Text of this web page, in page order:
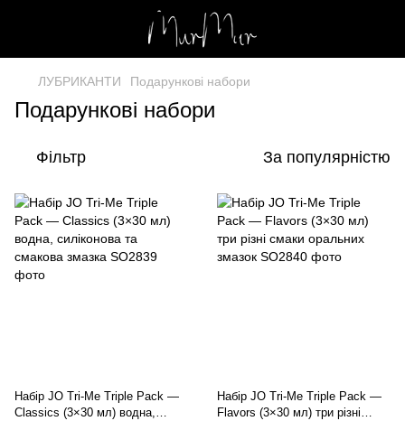
ЛУБРИКАНТИ Подарункові набори
Подарункові набори
Фільтр За популярністю
Набір JO Tri-Me Triple Pack —
Classics (3×30 мл) водна,
Набір JO Tri-Me Triple Pack —
Flavors (3×30 мл) три різні